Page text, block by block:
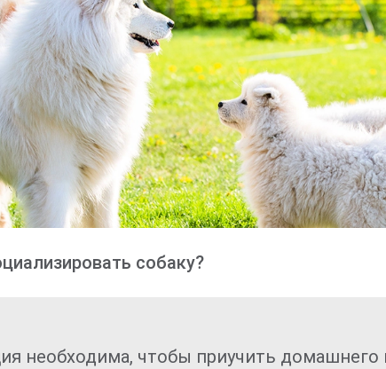
собаку?
необходима, чтобы приучить